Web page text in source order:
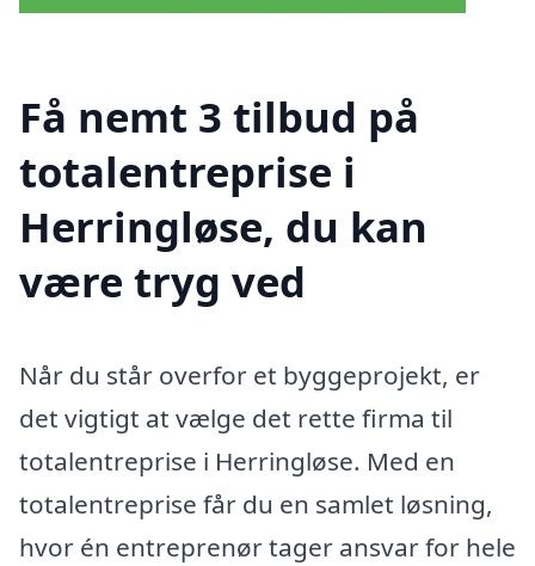
Få nemt 3 tilbud på
totalentreprise i
Herringløse, du kan
være tryg ved
Når du står overfor et byggeprojekt, er
det vigtigt at vælge det rette firma til
totalentreprise i Herringløse. Med en
totalentreprise får du en samlet løsning,
hvor én entreprenør tager ansvar for hele